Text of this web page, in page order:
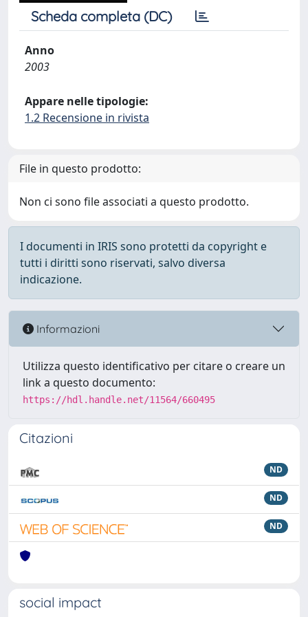
Scheda completa (DC)
Anno
2003
Appare nelle tipologie:
1.2 Recensione in rivista
File in questo prodotto:
Non ci sono file associati a questo prodotto.
I documenti in IRIS sono protetti da copyright e
tutti i diritti sono riservati, salvo diversa
indicazione.
Informazioni
Utilizza questo identificativo per citare o creare un
link a questo documento:
https://hdl.handle.net/11564/660495
Citazioni
ND
ND
ND
social impact